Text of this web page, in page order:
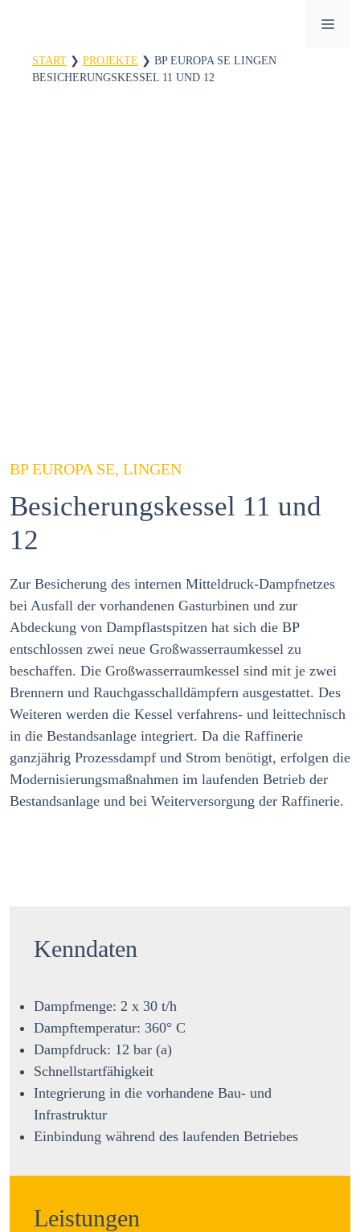
springenSTART ❯ PROJEKTE ❯ BP EUROPA SE LINGEN
BESICHERUNGSKESSEL 11 UND 12
BP EUROPA SE, LINGEN
Besicherungskessel 11 und
12
Zur Besicherung des internen Mitteldruck-Dampfnetzes
bei Ausfall der vorhandenen Gasturbinen und zur
Abdeckung von Dampflastspitzen hat sich die BP
entschlossen zwei neue Großwasserraumkessel zu
beschaffen. Die Großwasserraumkessel sind mit je zwei
Brennern und Rauchgasschalldämpfern ausgestattet. Des
Weiteren werden die Kessel verfahrens- und leittechnisch
in die Bestandsanlage integriert. Da die Raffinerie
ganzjährig Prozessdampf und Strom benötigt, erfolgen die
Modernisierungsmaßnahmen im laufenden Betrieb der
Bestandsanlage und bei Weiterversorgung der Raffinerie.
Kenndaten
Dampfmenge: 2 x 30 t/h
Dampftemperatur: 360° C
Dampfdruck: 12 bar (a)
Schnellstartfähigkeit
Integrierung in die vorhandene Bau- und
Infrastruktur
Einbindung während des laufenden Betriebes
Leistungen